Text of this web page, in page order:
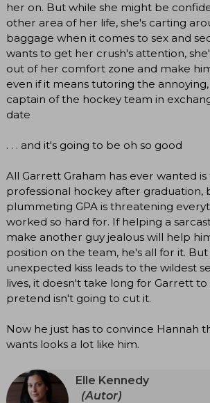
her on. But while she might be
other area of her life, she's carting
baggage when it comes to sex and
wants to get her crush's attention,
out of her comfort zone and make
even if it means tutoring the
captain of the hockey team in
date
. . . and it's going to be oh so good
All Garrett Graham has ever wanted
professional hockey after graduation,
plummeting GPA is threatening
worked so hard for. If helping a
make another guy jealous will help
position on the team, he's all for it.
unexpected kiss leads to the wildest
lives, it doesn't take long for Garrett
pretend isn't going to cut it.
Now he just has to convince Hannah
wants looks a lot like him.
Elle Kennedy
(Autor)